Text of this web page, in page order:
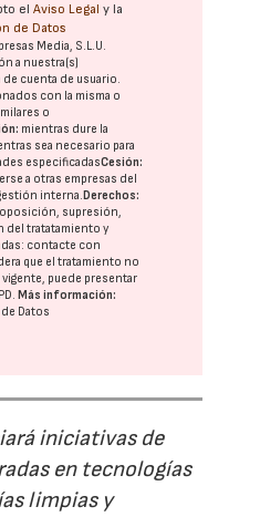
elAviso Legal y la
de Datos
Media, S.L.U.
a nuestra(s)
cuenta de usuario.
con la misma o
o
mientras dure la
sea necesario para
especificadasCesión:
a otras empresas del
interna. Derechos:
supresión,
del tratatamiento y
contacte con
que el tratamiento no
vigente, puede presentar
. Más información:
Datos
iniciativas de
en tecnologías
limpias y